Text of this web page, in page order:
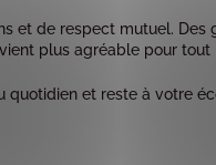
et de respect mutuel. Des
plus agréable pour tout
quotidien et reste à votre